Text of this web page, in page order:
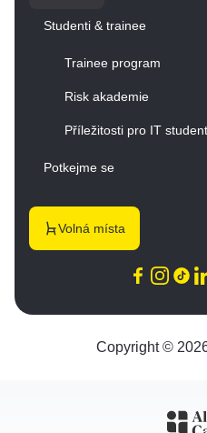
Studenti & trainee
Trainee program
Risk akademie
Příležitosti pro IT
Potkejme se
Volná místa
Copyright ©